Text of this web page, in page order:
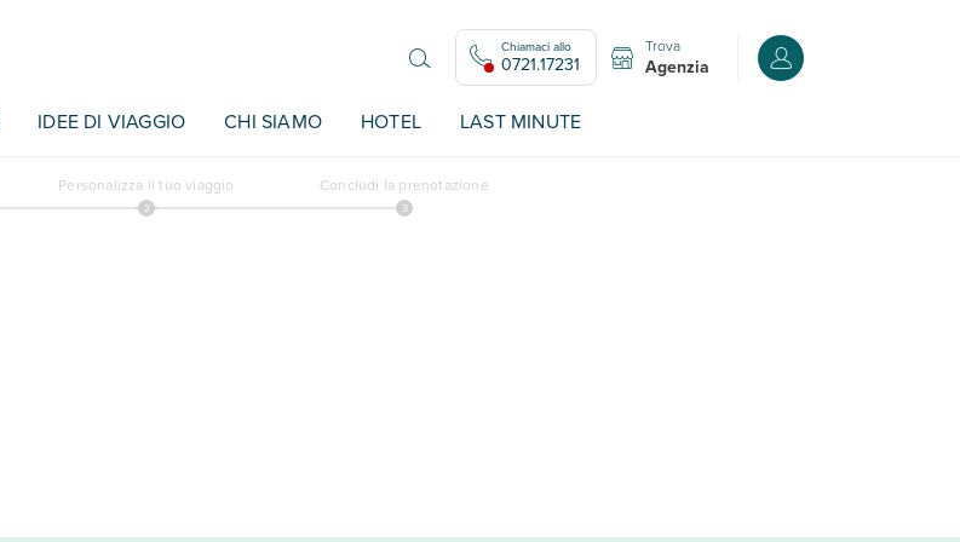
Chiamaci allo
0721.17231
Trova
Agenzia Accedi o registrati
IDEE DI VIAGGIO CHI SIAMO HOTEL LAST MINUTE
Personalizza il tuo viaggio Concludi la prenotazione